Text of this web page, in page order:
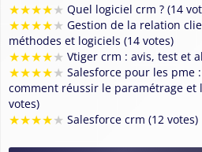
★★★★★ Quel logiciel crm ? (14
★★★★★ Gestion de la relation
méthodes et logiciels (14 votes)
★★★★★ Vtiger crm : avis, test et
★★★★★ Salesforce pour les pme
comment réussir le paramétrage et
votes)
★★★★★ Salesforce crm (12 votes)